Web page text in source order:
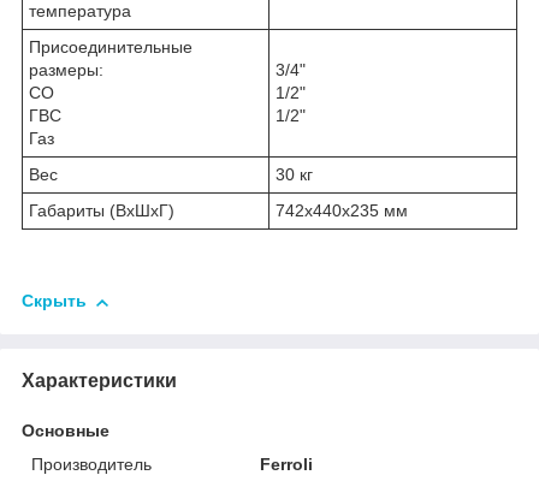
температура
Присоединительные
размеры:
СО
ГВС
Газ
3/4"
1/2"
1/2"
Вес
30 кг
Габариты (ВхШхГ)
742х440х235 мм
Скрыть
Характеристики
Основные
Производитель
Ferroli